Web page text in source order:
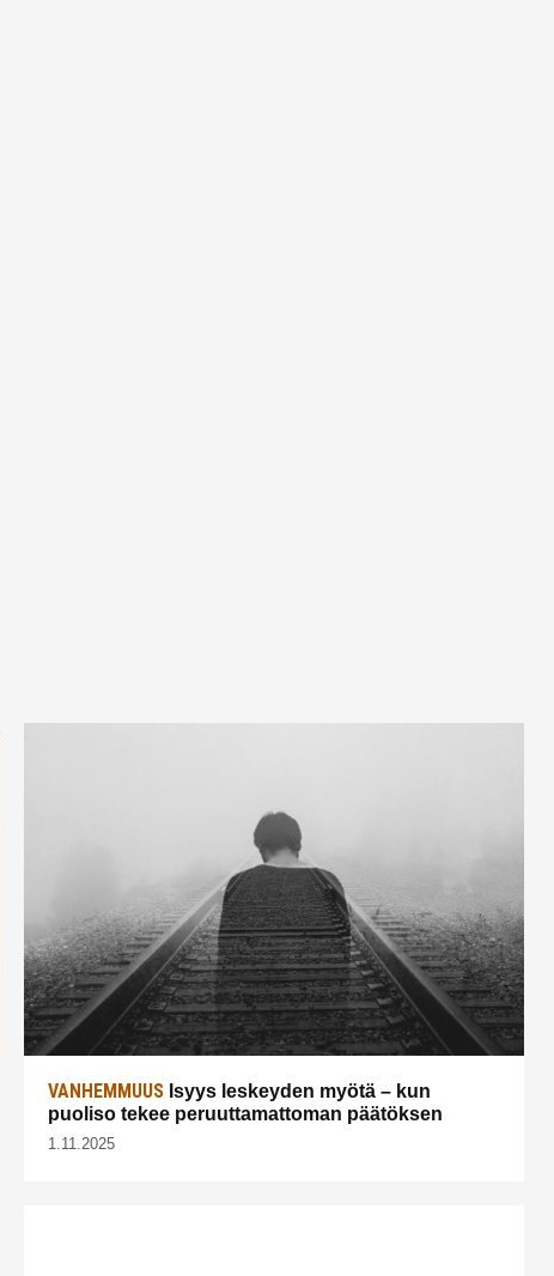
VANHEMMUUS Isyys leskeyden myötä – kun
puoliso tekee peruuttamattoman päätöksen
1.11.2025